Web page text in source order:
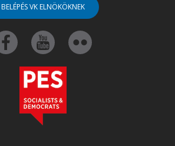
BELÉPÉS VK ELNÖKÖKNEK